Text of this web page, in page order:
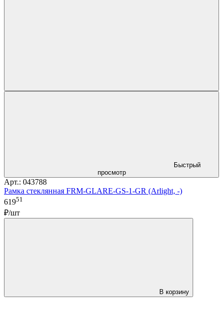
Быстрый
просмотр
Арт.: 043788
Рамка стеклянная FRM-GLARE-GS-1-GR (Arlight, -)
61951
₽/шт
В корзину